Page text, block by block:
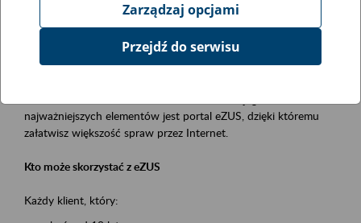
Event description
Platforma Usług Elektronicznych ZUS eZUS
najważniejszych elementów jest portal eZUS, dzięki któremu
załatwisz większość spraw przez Internet.
Kto może skorzystać z eZUS
Każdy klient, który:
Zarządzaj opcjami
Przejdź do serwisu